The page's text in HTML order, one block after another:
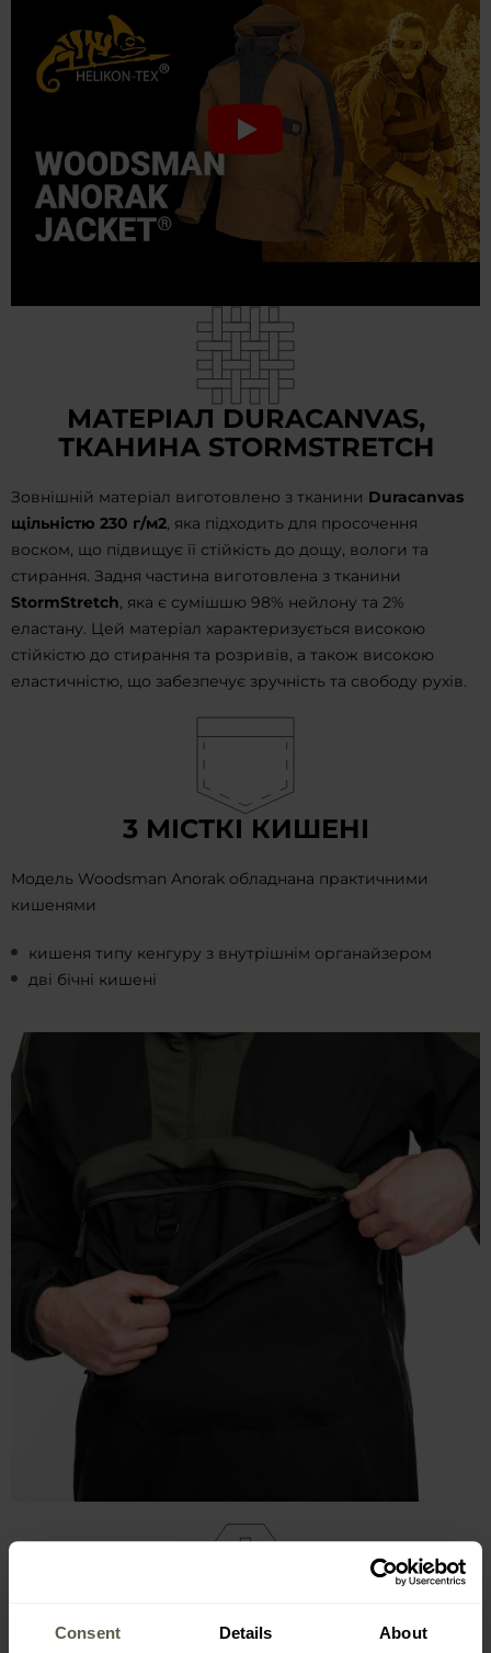
Consent Details About
МАТЕРІАЛ DURACANVAS,
ТКАНИНА STORMSTRETCH
Зовнішній матеріал виготовлено з тканини Duracanvas
щільністю 230 г/м2, яка підходить для просочення
воском, що підвищує її стійкість до дощу, вологи та
стирання. Задня частина виготовлена з тканини
StormStretch, яка є сумішшю 98% нейлону та 2%
еластану. Цей матеріал характеризується високою
стійкістю до стирання та розривів, а також високою
еластичністю, що забезпечує зручність та свободу рухів.
3 МІСТКІ КИШЕНІ
Модель Woodsman Anorak обладнана практичними
кишенями
кишеня типу кенгуру з внутрішнім органайзером
дві бічні кишені
БЛИСКАВКИ YKK, КНОПКИ